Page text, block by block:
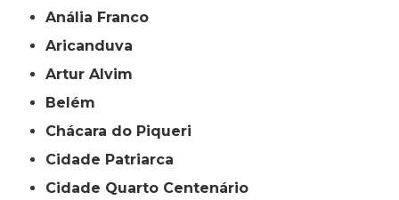
Anália Franco
Aricanduva
Artur Alvim
Belém
Chácara do Piqueri
Cidade Patriarca
Cidade Quarto Centenário